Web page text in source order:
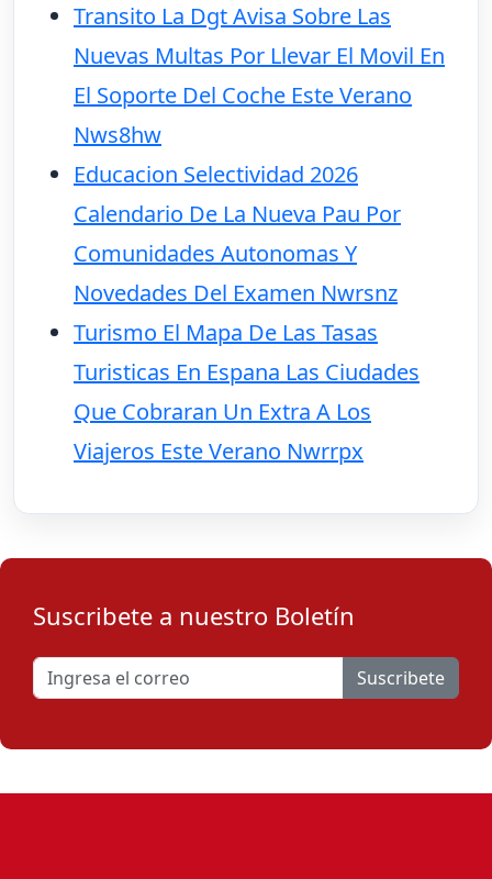
Transito La Dgt Avisa Sobre Las
Nuevas Multas Por Llevar El Movil En
El Soporte Del Coche Este Verano
Nws8hw
Educacion Selectividad 2026
Calendario De La Nueva Pau Por
Comunidades Autonomas Y
Novedades Del Examen Nwrsnz
Turismo El Mapa De Las Tasas
Turisticas En Espana Las Ciudades
Que Cobraran Un Extra A Los
Viajeros Este Verano Nwrrpx
Suscribete a nuestro Boletín
Suscribete